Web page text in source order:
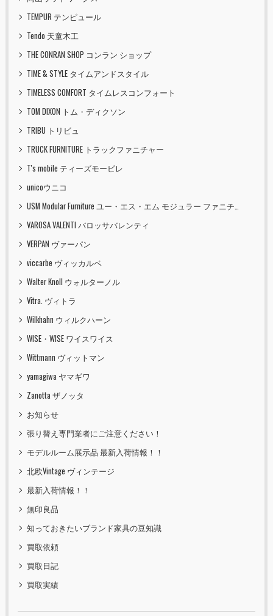
TEMPUR テンピュール
Tendo 天童木工
THE CONRAN SHOP コンラン ショップ
TIME & STYLE タイムアンドスタイル
TIMELESS COMFORT タイムレスコンフォート
TOM DIXON トム・ディクソン
TRIBU トリビュ
TRUCK FURNITURE トラックファニチャー
T's mobile ティーズモービレ
unicoウニコ
USM Modular Furniture ユー・エス・エム モジュラー ファニチャー
VAROSA VALENTI バロッサバレンティ
VERPAN ヴァーパン
viccarbe ヴィッカルベ
Walter Knoll ウォルターノル
Vitra. ヴィトラ
Wilkhahn ウィルクハーン
WISE・WISE ワイスワイス
Wittmann ヴィットマン
yamagiwa ヤマギワ
Zanotta ザノッタ
お知らせ
張り替え専門業者にご注意ください！
モデルルーム展示品 最新入荷情報！！
北欧Vintage ヴィンテージ
最新入荷情報！！
無印良品
知っておきたいブランド家具の豆知識
買取依頼
買取日記
買取実績